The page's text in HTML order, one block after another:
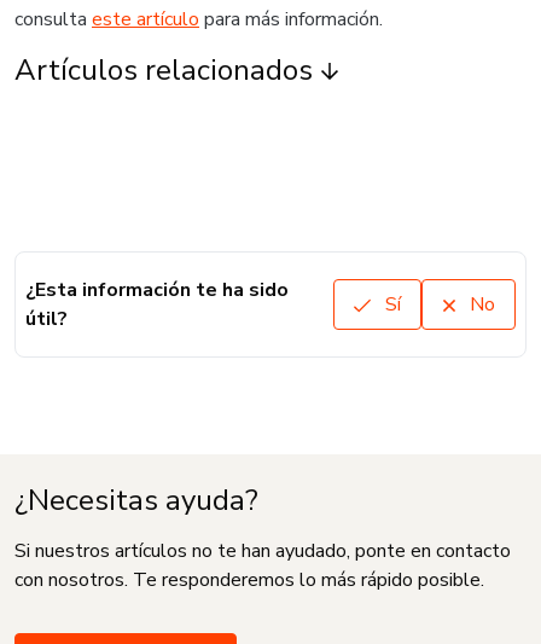
consulta este artículo para más información.
Artículos relacionados
¿Esta información te ha sido
útil?
Sí No
¿Necesitas ayuda?
Si nuestros artículos no te han ayudado, ponte en contacto
con nosotros. Te responderemos lo más rápido posible.